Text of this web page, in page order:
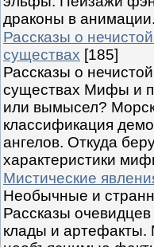
драконы в анимации.
Рассказы о
существах [185]
Рассказы о
существах Мифы и
или вымысел?
классификация
ангелов. Откуда
характеристики
Мистические
Необычные и
Рассказы
клады и артефакты.